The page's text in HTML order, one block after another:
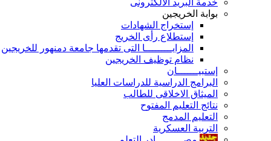
بوابة الخريجين
إستخراج الشهادات
إستطلاع رأى الخريج
المزايـــــــــا التى تقدمها جامعة دمنهور للخريجين
نظام توظيف الخريجين
إستبيـــــــان
البرامج الدراسية للدراسات العليا
الميثاق الاخلاقى للطالب
نتائج التعليم المفتوح
التعليم المدمج
التربية العسكرية